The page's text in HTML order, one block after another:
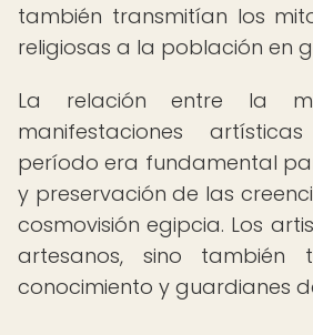
también transmitían los
religiosas a la población en
La relación entre la
manifestaciones
período era fundamental
y preservación de las
cosmovisión egipcia. Los
artesanos, sino también
conocimiento y guardianes